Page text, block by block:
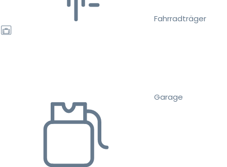
Fahrradträger
Garage